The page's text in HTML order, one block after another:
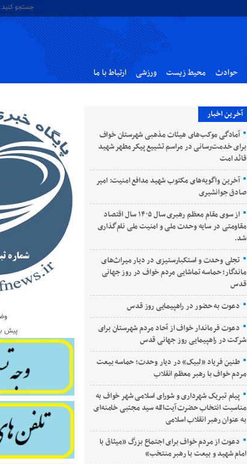
حوادث محیط زیست ورزشی ارتباط با ما
آخرین اخبار
آمادگی موکب‌های هیئات مذهبی شهرستان خواف
برای خدمت‌رسانی در مراسم تشییع پیکر مطهر شهید
قائد امت
آخرین واگویه‌های مکتوب شهید مدافع امنیت: امیر
صادق جوانشیری
از سوی مقام معظم رهبری سال ۱۴۰۵ سال اقتصاد
مقاومتی در سایه وحدت ملی و امنیت ملی نام‌گذاری
شد.
تجلی وحدت و استکبارستیزی در دیار میراث‌های
ماندگار؛ حماسه تماشایی مردم خواف در روز جهانی
قدس
دعوت به حضور در راهپیمایی روز قدس
دعوت فرماندار خواف از آحاد مردم شهرستان برای
شرکت در راهپیمایی روز جهانی قدس
طنین فریاد «لبیک» در دیار وحدت؛ حماسه بیعت
مردم خواف با رهبر معظم انقلاب
پیام تبریک شهرداری و شورای اسلامی شهر خواف به
مناسبت انتخاب حضرت آیت‌الله سید مجتبی خامنه‌ای
به عنوان رهبر انقلاب اسلامی
دعوت از مردم خواف برای اجتماع بزرگ «میثاق با
امام شهید و بیعت با رهبر منتخب»
پیش